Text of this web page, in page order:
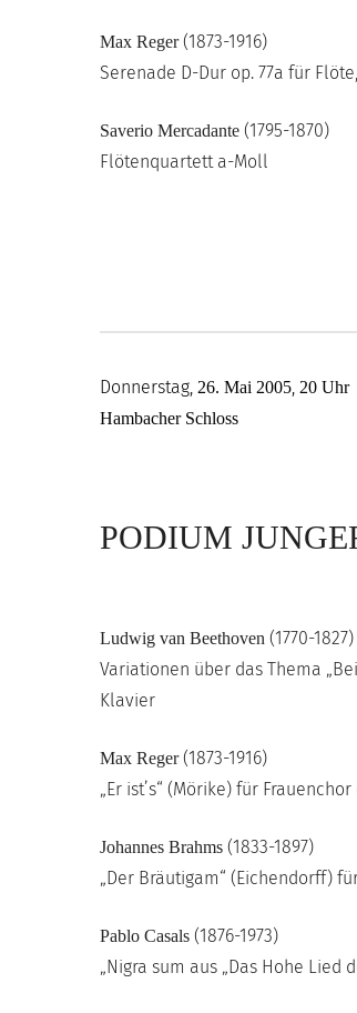
Max Reger(1873-1916)
Serenade D-Dur op. 77a für
Saverio Mercadante (1795-1870)
Flötenquartett a-Moll
Donnerstag, 26. Mai 2005, 20 Uhr
Hambacher Schloss
PODIUM
Ludwig van Beethoven (1770-1827)
Variationen über das Thema
Klavier
Max Reger(1873-1916)
„Er ist’s“ (Mörike) für Frauenchor
Johannes Brahms (1833-1897)
„Der Bräutigam“ (Eichendorff)
Pablo Casals (1876-1973)
„Nigra sum aus „Das Hohe